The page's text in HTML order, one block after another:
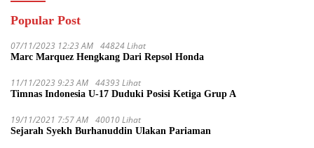
Popular Post
07/11/2023 12:23 AM 44824 Lihat
Marc Marquez Hengkang Dari Repsol Honda
11/11/2023 9:23 AM 44393 Lihat
Timnas Indonesia U-17 Duduki Posisi Ketiga Grup A
19/11/2021 7:57 AM 40010 Lihat
Sejarah Syekh Burhanuddin Ulakan Pariaman